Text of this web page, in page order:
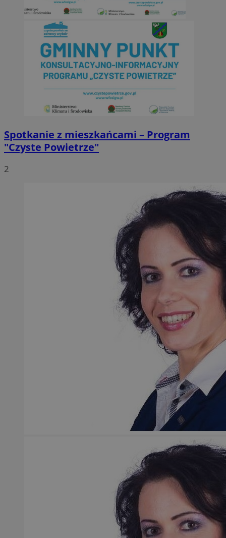
Spotkanie z mieszkańcami – Program
"Czyste Powietrze"
2